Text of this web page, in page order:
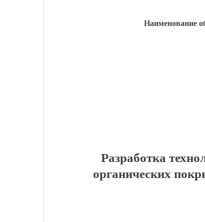
Наименование
Разработка
органических